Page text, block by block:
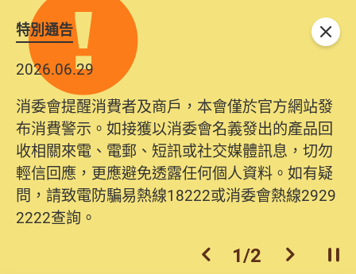
特別通告
2026.06.29
消委會提醒消費者及商戶，本會僅於官方網站發
布消費警示。如接獲以消委會名義發出的產品回
收相關來電、電郵、短訊或社交媒體訊息，切勿
輕信回應，更應避免透露任何個人資料。如有疑
問，請致電防騙易熱線18222或消委會熱線2929
2222查詢。
上一個
1/2 下一個開
關閉